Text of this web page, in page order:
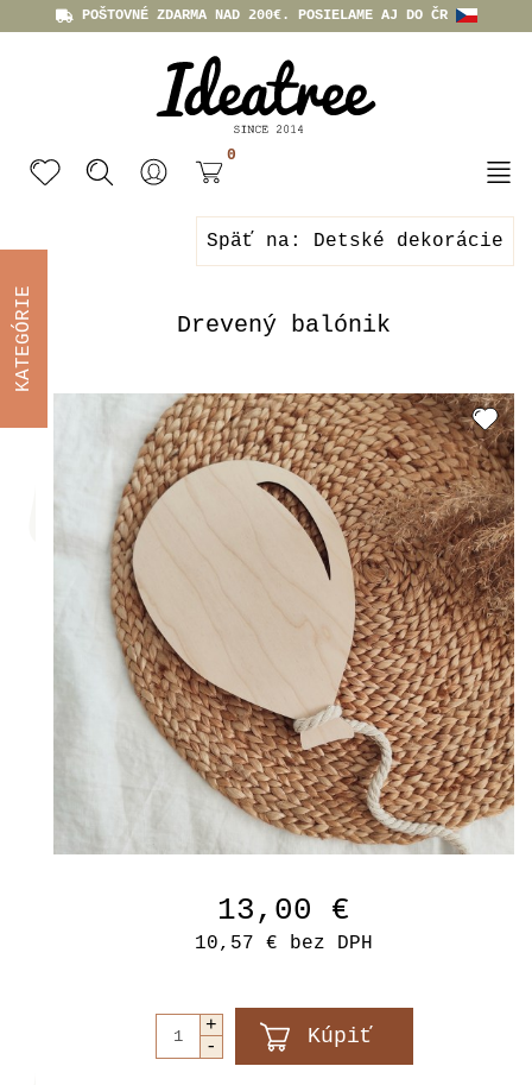
POŠTOVNÉ ZDARMA NAD 200€. POSIELAME AJ DO ČR
0
Späť na: Detské dekorácie
Drevený balónik
13,00 €
10,57 € bez DPH
KATEGÓRIE